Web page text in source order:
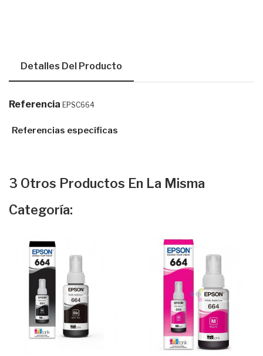
Detalles Del Producto
Referencia EPSC664
Referencias específicas
3 Otros Productos En La Misma
Categoría: